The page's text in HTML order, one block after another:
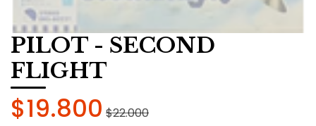
PILOT - SECOND
FLIGHT
$19.800 $22.000